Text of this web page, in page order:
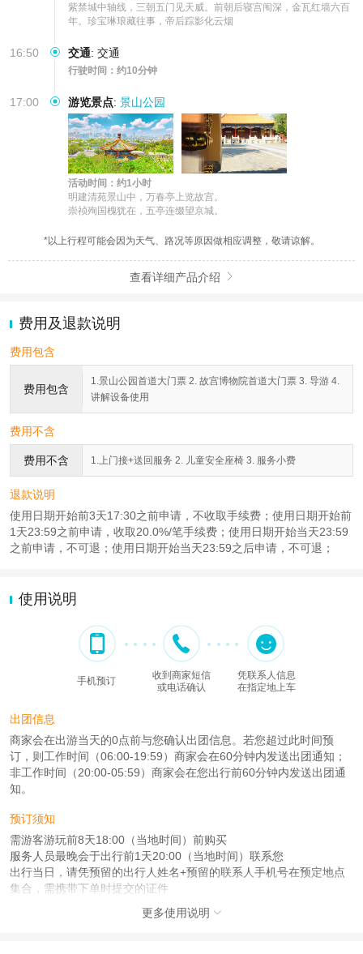
紫禁城中轴线，三朝五门见天威。前朝后寝宫闱深，金瓦红墙六百
年。珍宝琳琅藏往事，帝后踪影化云烟
16:50 交通: 交通
行驶时间：约10分钟
17:00 游览景点: 景山公园
活动时间：约1小时
明建清苑景山中，万春亭上览故宫。
崇祯殉国槐犹在，五亭连缀望京城。
*以上行程可能会因为天气、路况等原因做相应调整，敬请谅解。
查看详细产品介绍 
费用及退款说明
费用包含
费用包含
1.景山公园首道大门票 2. 故宫博物院首道大门票 3. 导游 4.
讲解设备使用
费用不含
费用不含 1.上门接+送回服务 2. 儿童安全座椅 3. 服务小费
退款说明
使用日期开始前3天17:30之前申请，不收取手续费；使用日期开始前
1天23:59之前申请，收取20.0%/笔手续费；使用日期开始当天23:59
之前申请，不可退；使用日期开始当天23:59之后申请，不可退；
使用说明
手机预订
收到商家短信
或电话确认
凭联系人信息
在指定地上车
出团信息
商家会在出游当天的0点前与您确认出团信息。若您超过此时间预
订，则工作时间（06:00-19:59）商家会在60分钟内发送出团通知；
非工作时间（20:00-05:59）商家会在您出行前60分钟内发送出团通
知。
预订须知
需游客游玩前8天18:00（当地时间）前购买
服务人员最晚会于出行前1天20:00（当地时间）联系您
出行当日，请凭预留的出行人姓名+预留的联系人手机号在预定地点
集合，需携带下单时提交的证件
更多使用说明 